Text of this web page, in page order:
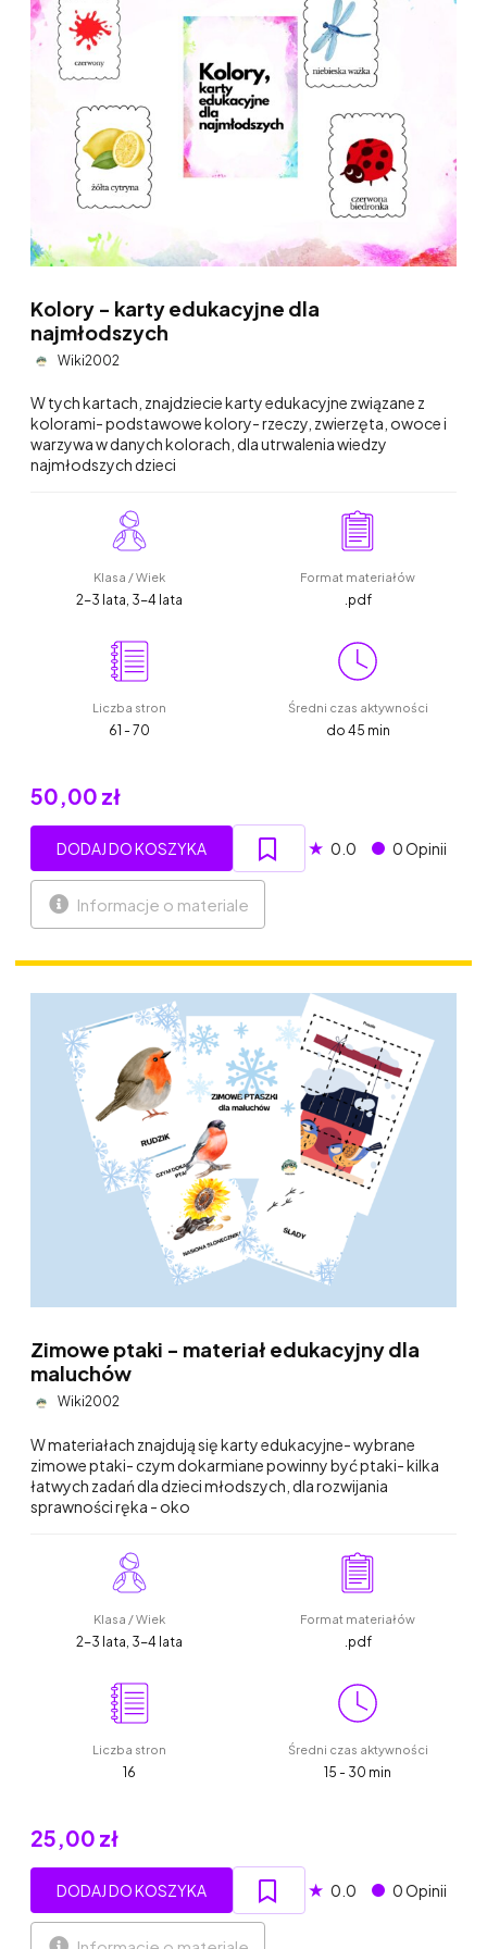
Kolory - karty edukacyjne dla
najmłodszych
Wiki2002
W tych kartach, znajdziecie karty edukacyjne związane z
kolorami- podstawowe kolory- rzeczy, zwierzęta, owoce i
warzywa w danych kolorach, dla utrwalenia wiedzy
najmłodszych dzieci
Klasa / Wiek
2-3 lata, 3-4 lata
Format materiałów
.pdf
Liczba stron
61 - 70
Średni czas aktywności
do 45 min
50,00 zł
DODAJ DO KOSZYKA ★ 0.0 0 Opinii
Informacje o materiale
Zimowe ptaki - materiał edukacyjny dla
maluchów
Wiki2002
W materiałach znajdują się karty edukacyjne- wybrane
zimowe ptaki- czym dokarmiane powinny być ptaki- kilka
łatwych zadań dla dzieci młodszych, dla rozwijania
sprawności ręka - oko
Klasa / Wiek
2-3 lata, 3-4 lata
Format materiałów
.pdf
Liczba stron
16
Średni czas aktywności
15 - 30 min
25,00 zł
DODAJ DO KOSZYKA ★ 0.0 0 Opinii